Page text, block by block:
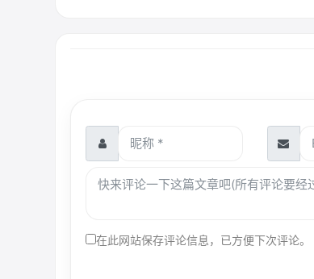
在此网站保存评论信息，已方便下次评论。